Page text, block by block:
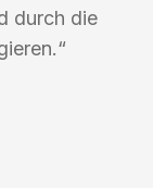
durch die